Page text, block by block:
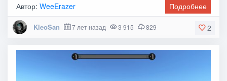
Автор:WeeErazer Подробнее
2
KleoSan 7 лет назад 3 915 829